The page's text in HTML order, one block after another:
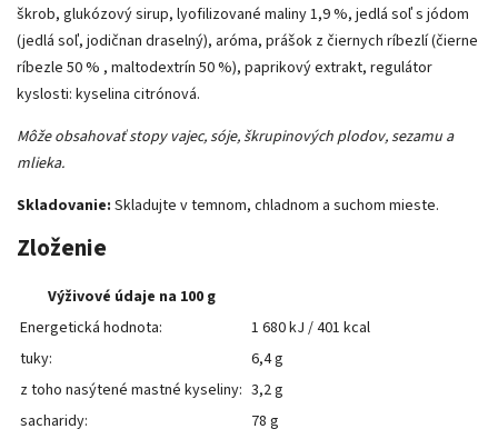
škrob, glukózový sirup, lyofilizované maliny 1,9 %, jedlá soľ s jódom
(jedlá soľ, jodičnan draselný), aróma, prášok z čiernych ríbezlí (čierne
ríbezle 50 % , maltodextrín 50 %), paprikový extrakt, regulátor
kyslosti: kyselina citrónová.
Môže obsahovať stopy vajec, sóje, škrupinových plodov, sezamu a
mlieka.
Skladovanie: Skladujte v temnom, chladnom a suchom mieste.
Zloženie
Výživové údaje na 100 g
Energetická hodnota:
1 680 kJ / 401 kcal
tuky:
6,4 g
z toho nasýtené mastné kyseliny: 3,2 g
sacharidy:
78 g